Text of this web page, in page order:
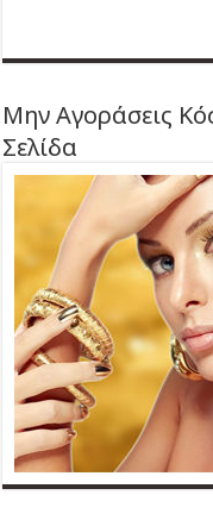
Μην Αγοράσεις
Σελίδα